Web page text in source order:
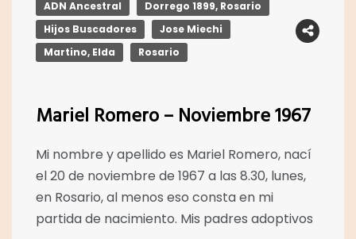
ADN Ancestral
Dorrego 1899, Rosario
Hijos Buscadores
Jose Miechi
Martino, Elda
Rosario
Mariel Romero – Noviembre 1967
Mi nombre y apellido es Mariel Romero, nací
el 20 de noviembre de 1967 a las 8.30, lunes,
en Rosario, al menos eso consta en mi
partida de nacimiento. Mis padres adoptivos